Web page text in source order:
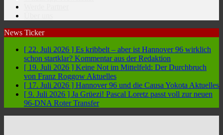
News Ticker
[ 22. Juli 2026 ] Es kribbelt – aber ist Hannover 96 wirklich
schon startklar? Kommentar aus der Redaktion
[ 19. Juli 2026 ] Keine Not im Mittelfeld: Der Durchbruch
von Franz Roggow Aktuelles
[ 17. Juli 2026 ] Hannover 96 und die Causa Yokota Aktuelles
[ 9. Juli 2026 ] Ja Grüezi! Pascal Loretz passt voll zur neuen
96-DNA Roter Transfer